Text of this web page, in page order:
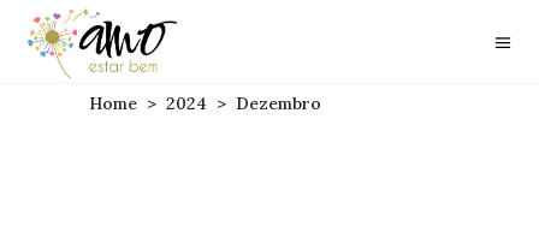
Home > 2024 > Dezembro